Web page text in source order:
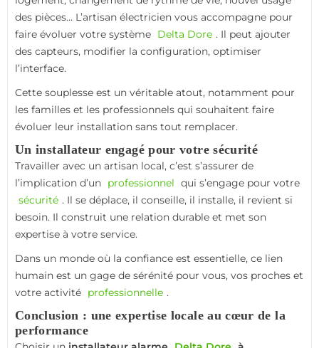
des pièces... L’artisan électricien vous accompagne pour
faire évoluer votre système Delta Dore . Il peut ajouter
des capteurs, modifier la configuration, optimiser
l’interface.
Cette souplesse est un véritable atout, notamment pour
les familles et les professionnels qui souhaitent faire
évoluer leur installation sans tout remplacer.
Un installateur engagé pour votre sécurité
Travailler avec un artisan local, c’est s’assurer de
l’implication d’un professionnel qui s’engage pour votre
sécurité . Il se déplace, il conseille, il installe, il revient si
besoin. Il construit une relation durable et met son
expertise à votre service.
Dans un monde où la confiance est essentielle, ce lien
humain est un gage de sérénité pour vous, vos proches et
votre activité professionnelle .
Conclusion : une expertise locale au cœur de la
performance